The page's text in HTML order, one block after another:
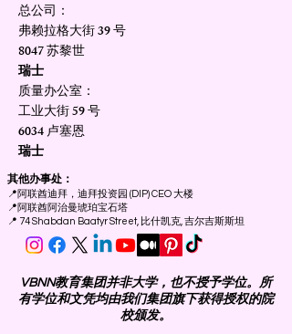
总公司：
弗赖拉格大街 39 号
8047 苏黎世
瑞士
质量办公室：
工业大街 59 号
6034 卢塞恩
瑞士
其他办事处：
📍 阿联酋迪拜，迪拜投资园 (DIP) CEO 大楼
📍 阿联酋阿治曼琥珀宝石塔
📍 74 Shabdan Baatyr Street, 比什凯克, 吉尔吉斯斯坦
VBNN教育集团并非大学，也不授予学位。所
有学位和文凭均由我们集团旗下获得授权的院
校颁发。